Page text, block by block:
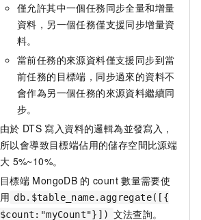
僅允許其中一個任務同步全量和增量
資料，另一個任務僅支援同步增量資
料。
當前任務的來源資料僅支援同步到當
前任務的目標端，同步過來的資料不
會作為另一個任務的來源資料繼續同
步。
由於 DTS 寫入資料的邏輯為並發寫入，
所以會導致目標端佔用的儲存空間比源端
大 5%~10%。
目標端 MongoDB 的 count 數量需要使
用 db.$table_name.aggregate([{
$count:"myCount"}]) 文法查詢。